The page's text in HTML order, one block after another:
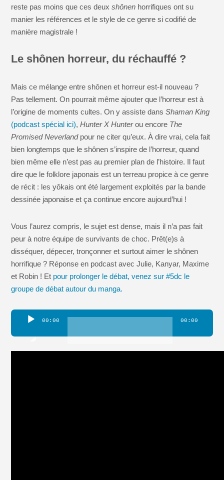
reste pas moins que ces deuxshônen horrifiques ont su
manier les références et le style de ce genre si codifié de
manière magistrale !
Le shônen horreur, du réchauffé ?
Mais ce mélange entre shônen et horreur est-il nouveau ?
Pas tellement. On pourrait même ajouter que l’horreur est à
l’origine de moments cultes. On y assiste dansShaman King
(podcast spécial ici),Hunter X Hunterou encore The
Promised Neverlandpour ne citer qu’eux. À dire vrai, cela fait
bien longtemps que le shônen s’inspire de l’horreur, quand
bien même elle n’est pas au premier plan de l’histoire. Il faut
dire que le folklore japonais est un terreau propice à ce genre
de récit : les yôkais ont été largement exploités par la bande
dessinée japonaise et ça continue encore aujourd’hui !
Vous l’aurez compris, le sujet est dense, mais il n’a pas fait
peur à notre équipe de survivants de choc. Prêt(e)s à
disséquer, dépecer, tronçonner et surtout aimer le shônen
horrifique ? Réponse en podcast avec Julie, Kanyar, Maxime
et Robin ! Et pour prolonger le débat, venez sur #5dc le
groupe de débat autour du manga.
Lecteur
00:00 00:00